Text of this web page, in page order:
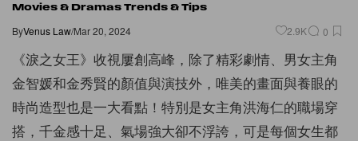
Movies & Dramas Trends & Tips
ByVenus Law/Mar 20, 2024 2.9K 0
《淚之女王》收視屢創高峰，除了精彩劇情、男女主角
金智媛和金秀賢的顏值與演技外，唯美的畫面與養眼的
時尚造型也是一大看點！特別是女主角洪海仁的職場穿
搭，千金感十足、氣場強大卻不浮誇，可是每個女生都